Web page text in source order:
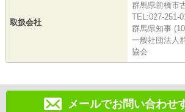
取扱会社
群馬県前橋市
TEL:027-251-
群馬県知事
一般社団法人
協会
メールでお問い合わせ